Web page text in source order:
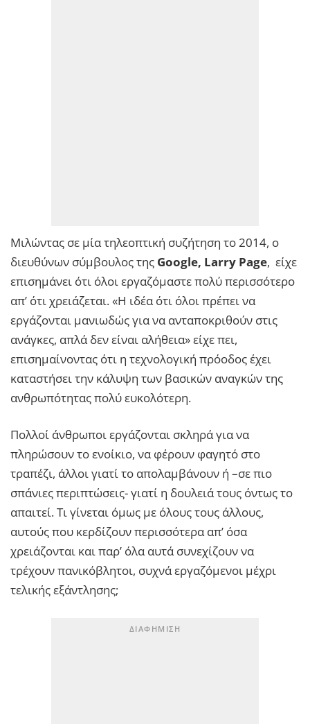
Μιλώντας σε μία τηλεοπτική συζήτηση το 2014, ο
διευθύνων σύμβουλος της Google, Larry Page, είχε
επισημάνει ότι όλοι εργαζόμαστε πολύ περισσότερο
απ’ ότι χρειάζεται. «Η ιδέα ότι όλοι πρέπει να
εργάζονται μανιωδώς για να ανταποκριθούν στις
ανάγκες, απλά δεν είναι αλήθεια» είχε πει,
επισημαίνοντας ότι η τεχνολογική πρόοδος έχει
καταστήσει την κάλυψη των βασικών αναγκών της
ανθρωπότητας πολύ ευκολότερη.
Πολλοί άνθρωποι εργάζονται σκληρά για να
πληρώσουν το ενοίκιο, να φέρουν φαγητό στο
τραπέζι, άλλοι γιατί το απολαμβάνουν ή –σε πιο
σπάνιες περιπτώσεις- γιατί η δουλειά τους όντως το
απαιτεί. Τι γίνεται όμως με όλους τους άλλους,
αυτούς που κερδίζουν περισσότερα απ’ όσα
χρειάζονται και παρ’ όλα αυτά συνεχίζουν να
τρέχουν πανικόβλητοι, συχνά εργαζόμενοι μέχρι
τελικής εξάντλησης;